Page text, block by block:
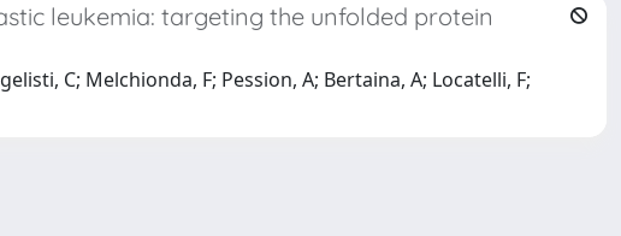
leukemia: targeting the unfolded protein
C; Melchionda, F; Pession, A; Bertaina, A; Locatelli, F;